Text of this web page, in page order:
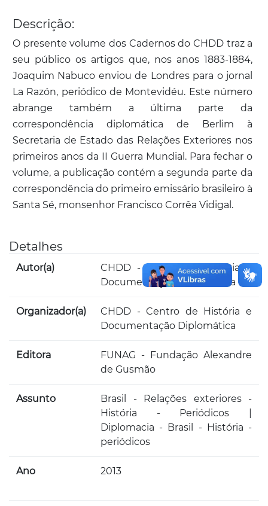
Descrição:
O presente volume dos Cadernos do CHDD traz a
seu público os artigos que, nos anos 1883-1884,
Joaquim Nabuco enviou de Londres para o jornal
La Razón, periódico de Montevidéu. Este número
abrange também a última parte da
correspondência diplomática de Berlim à
Secretaria de Estado das Relações Exteriores nos
primeiros anos da II Guerra Mundial. Para fechar o
volume, a publicação contém a segunda parte da
correspondência do primeiro emissário brasileiro à
Santa Sé, monsenhor Francisco Corrêa Vidigal.
Detalhes
Autor(a)
CHDD - Centro de História e
Documentação Diplomática
Organizador(a)
CHDD - Centro de História e
Documentação Diplomática
Editora
FUNAG - Fundação Alexandre
de Gusmão
Assunto
Brasil - Relações exteriores -
História - Periódicos |
Diplomacia - Brasil - História -
periódicos
Ano 2013